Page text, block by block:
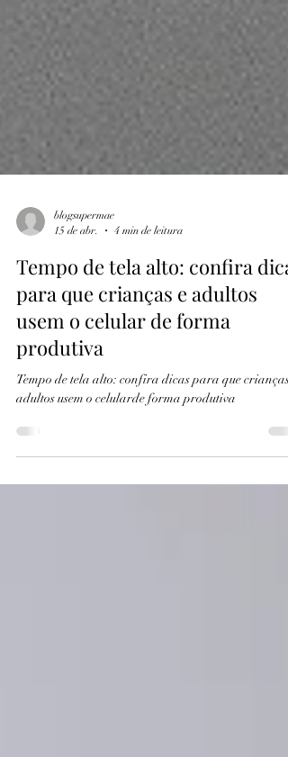
blogsupermae
15 de abr.
4 min de leitura
Tempo de tela alto: confira
para que crianças e adultos
usem o celular de forma
produtiva
adultos usem o celularde forma produtiva